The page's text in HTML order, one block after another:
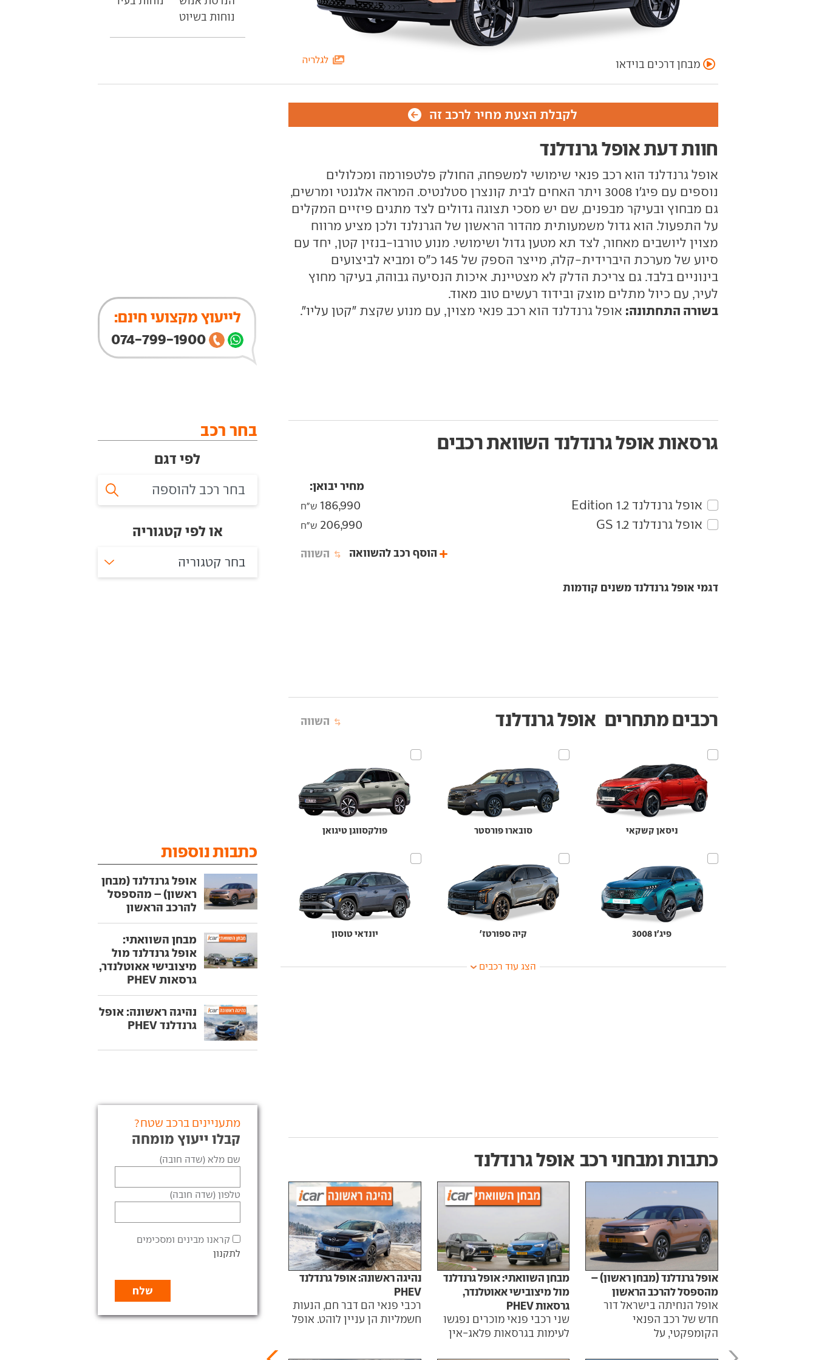
לגלריה מבחן דרכים בוידאו
נוחות בשיוט
לקבלת הצעת מחיר לרכב זה
חוות דעת אופל גרנדלנד
אופל גרנדלנד הוא רכב פנאי שימושי למשפחה, החולק פלטפורמה ומכלולים
נוספים עם פיג'ו 3008 ויתר האחים לבית קונצרן סטלנטיס. המראה אלגנטי ומרשים,
גם מבחוץ ובעיקר מבפנים, שם יש מסכי תצוגה גדולים לצד מתגים פיזיים המקלים
על התפעול. הוא גדול משמעותית מהדור הראשון של הגרנלנד ולכן מציע מרווח
מצוין ליושבים מאחור, לצד תא מטען גדול ושימושי. מנוע טורבו-בנזין קטן, יחד עם
סיוע של מערכת היברידית-קלה, מייצר הספק של 145 כ"ס ומביא לביצועים
בינוניים בלבד. גם צריכת הדלק לא מצטיינת. איכות הנסיעה גבוהה, בעיקר מחוץ
לעיר, עם כיול מתלים מוצק ובידוד רעשים טוב מאוד.
בשורה התחתונה: אופל גרנדלנד הוא רכב פנאי מצוין, עם מנוע שקצת "קטן עליו".
גרסאות אופל גרנדלנד השוואת רכבים
מחיר יבואן:
אופל‏ גרנדלנד‏ 1.2 Edition 186,990 ש"ח
אופל‏ גרנדלנד‏ 1.2 GS 206,990 ש"ח
השווה הוסף רכב להשוואה
דגמי אופל גרנדלנד משנים קודמות
רכבים מתחרים אופל גרנדלנד השווה
ניסאן קשקאי סובארו פורסטר פולקסווגן טיגואן
פיג'ו 3008 קיה ספורטז' יונדאי טוסון
הצג עוד רכבים
כתבות ומבחני רכב אופל גרנדלנד
אופל גרנדלנד (מבחן ראשון) –
מהספסל להרכב הראשון
אופל הנחיתה בישראל דור
חדש של רכב הפנאי
הקומפקטי, על
מבחן השוואתי: אופל גרנדלנד
מול מיצובישי אאוטלנדר,
גרסאות PHEV
שני רכבי פנאי מוכרים נפגשו
לעימות בגרסאות פלאג-אין
נהיגה ראשונה: אופל גרנדלנד
PHEV
רכבי פנאי הם דבר חם, הנעות
חשמליות הן עניין לוהט. אופל
יבואנית אופל מתחילה לשווק
כאן את הגרנדלנד החדש, עם
מתחבר לשקע: אופל גרנדלנד
חדש וגם חשמלי
אופל חשפה גרנדלנד חדש עם
מראה מרשים, סביבת נהג
לייעוץ מקצועי חינם:
074-799-1900
בחר רכב
לפי דגם
או לפי קטגוריה
בחר קטגוריה
כתבות נוספות
אופל גרנדלנד (מבחן
ראשון) – מהספסל
להרכב הראשון
מבחן השוואתי:
אופל גרנדלנד מול
מיצובישי אאוטלנדר,
גרסאות PHEV
נהיגה ראשונה: אופל
גרנדלנד PHEV
מתעניינים ברכב שטח?
קבלו ייעוץ מומחה
שם מלא (שדה חובה)
טלפון (שדה חובה)
קראנו מבינים ומסכימים
לתקנון